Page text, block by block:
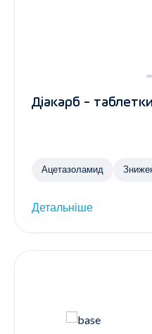
Діакарб - таблетки
Ацетазоламид
Детальніше